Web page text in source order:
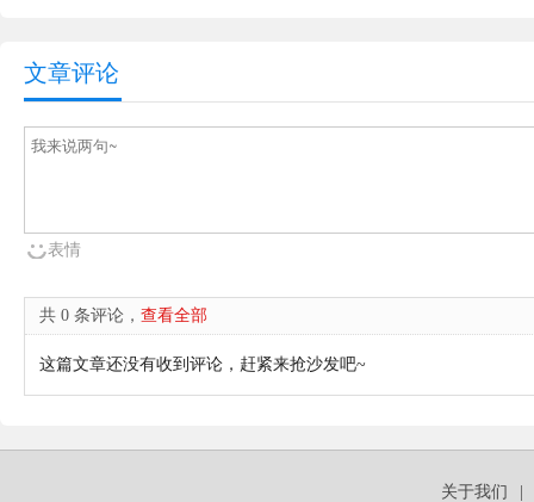
文章评论
表情
共 0 条评论， 查看全部
这篇文章还没有收到评论，赶紧来抢沙发吧~
关于我们